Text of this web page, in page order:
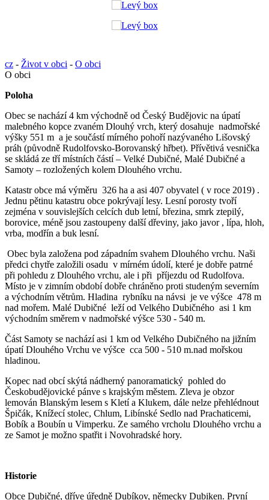
cz - Život v obci - O obci
O obci
Poloha
Obec se nachází 4 km východně od Český Budějovic na úpatí
malebného kopce zvaném Dlouhý vrch, který dosahuje nadmořské
výšky 551 m a je součástí mírného pohoří nazývaného Lišovský
práh (původně Rudolfovsko-Borovanský hřbet). Přívětivá vesnička
se skládá ze tří místních částí – Velké Dubičné, Malé Dubičné a
Samoty – rozložených kolem Dlouhého vrchu.
Katastr obce má výměru 326 ha a asi 407 obyvatel ( v roce 2019) .
Jednu pětinu katastru obce pokrývají lesy. Lesní porosty tvoří
zejména v souvislejších celcích dub letní, březina, smrk ztepilý,
borovice, méně jsou zastoupeny další dřeviny, jako javor , lípa, hloh,
vrba, modřín a buk lesní.
Obec byla založena pod západním svahem Dlouhého vrchu. Naši
předci chytře založili osadu v mírném údolí, které je dobře patrné
při pohledu z Dlouhého vrchu, ale i při příjezdu od Rudolfova.
Místo je v zimním období dobře chráněno proti studeným severním
a východním větrům. Hladina rybníku na návsi je ve výšce 478 m
nad mořem. Malé Dubičné leží od Velkého Dubičného asi 1 km
východním směrem v nadmořské výšce 530 - 540 m.
Část Samoty se nachází asi 1 km od Velkého Dubičného na jižním
úpatí Dlouhého Vrchu ve výšce cca 500 - 510 m.nad mořskou
hladinou.
Kopec nad obcí skýtá nádherný panoramatický pohled do
Českobudějovické pánve s krajským městem. Zleva je obzor
lemován Blanským lesem s Kletí a Klukem, dále nelze přehlédnout
Špičák, Knížecí stolec, Chlum, Libínské Sedlo nad Prachaticemi,
Bobík a Boubín u Vimperku. Ze samého vrcholu Dlouhého vrchu a
ze Samot je možno spatřit i Novohradské hory.
Historie
Obce Dubičné, dříve úředně Dubíkov, německy Dubiken. První